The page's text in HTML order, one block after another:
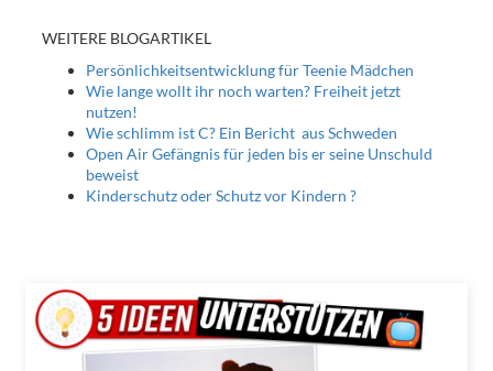
WEITERE BLOGARTIKEL
Persönlichkeitsentwicklung für Teenie Mädchen
Wie lange wollt ihr noch warten? Freiheit jetzt
nutzen!
Wie schlimm ist C? Ein Bericht aus Schweden
Open Air Gefängnis für jeden bis er seine Unschuld
beweist
Kinderschutz oder Schutz vor Kindern ?